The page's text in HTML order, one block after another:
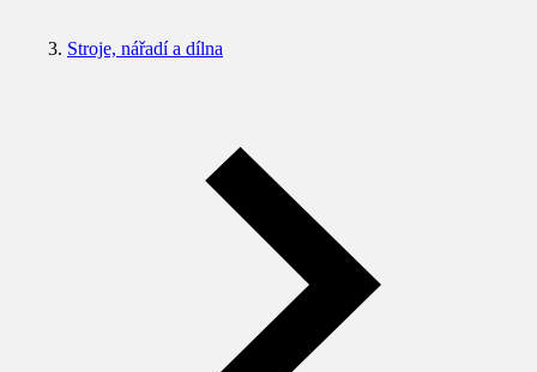
Stroje, nářadí a dílna